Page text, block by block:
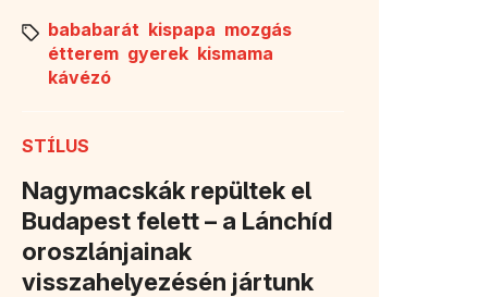
bababarát kispapa mozgás
étterem gyerek kismama
kávézó
STÍLUS
Nagymacskák repültek el
Budapest felett – a Lánchíd
oroszlánjainak
visszahelyezésén jártunk